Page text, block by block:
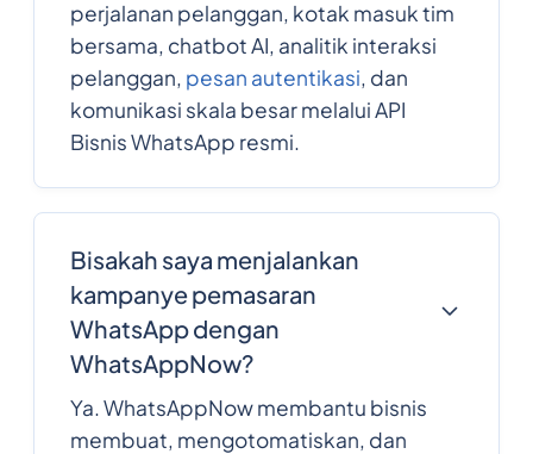
perjalanan pelanggan, kotak masuk tim
bersama, chatbot AI, analitik interaksi
pelanggan, pesan autentikasi, dan
komunikasi skala besar melalui API
Bisnis WhatsApp resmi.
Bisakah saya menjalankan
kampanye pemasaran
WhatsApp dengan
WhatsAppNow?
Ya. WhatsAppNow membantu bisnis
membuat, mengotomatiskan, dan